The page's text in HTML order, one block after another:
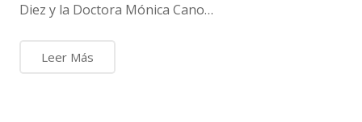
Diez y la Doctora Mónica Cano…
Leer Más